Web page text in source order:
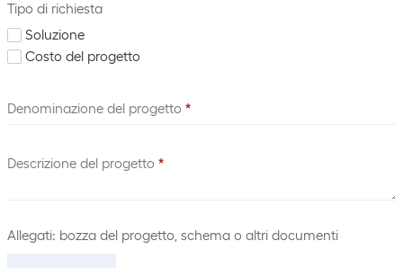
Tipo di richiesta
Soluzione
Costo del progetto
Denominazione del progetto *
Descrizione del progetto *
Allegati: bozza del progetto, schema o altri documenti